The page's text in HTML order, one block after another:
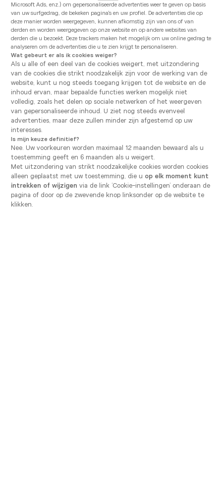
Gepost op 24/11/25
Zo richtten Tim en
Bart hun keuken
tijdloos in
Artikel lezen
Gepost op 18/08/25
Artikel lezen
Microsoft Ads, enz.) om gepersonaliseerde advertenties weer te geven op basis
van uw surfgedrag, de bekeken pagina's en uw profiel. De advertenties die op
deze manier worden weergegeven, kunnen afkomstig zijn van ons of van
derden en worden weergegeven op onze website en op andere websites van
derden die u bezoekt. Deze trackers maken het mogelijk om uw online gedrag te
analyseren om de advertenties die u te zien krijgt te personaliseren.
Wat gebeurt er als ik cookies weiger?
Als u alle of een deel van de cookies weigert, met uitzondering
van de cookies die strikt noodzakelijk zijn voor de werking van de
website, kunt u nog steeds toegang krijgen tot de website en de
inhoud ervan, maar bepaalde functies werken mogelijk niet
volledig, zoals het delen op sociale netwerken of het weergeven
van gepersonaliseerde inhoud. U ziet nog steeds evenveel
advertenties, maar deze zullen minder zijn afgestemd op uw
interesses.
Is mijn keuze definitief?
Nee. Uw voorkeuren worden maximaal 12 maanden bewaard als u
toestemming geeft en 6 maanden als u weigert.
Met uitzondering van strikt noodzakelijke cookies worden cookies
alleen geplaatst met uw toestemming, die u op elk moment kunt
intrekken of wijzigen via de link ‘Cookie-instellingen’ onderaan de
pagina of door op de zwevende knop linksonder op de website te
klikken.